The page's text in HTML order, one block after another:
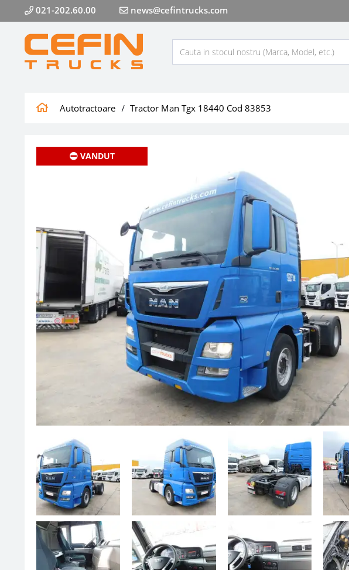
021-202.60.00 news@cefintrucks.com
Autotractoare Tractor Man Tgx 18440 Cod 83853
VANDUT